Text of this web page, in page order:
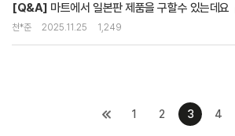
[Q&A] 마트에서 일본판 제품을 구할수 있는데요
천*준 2025.11.25 1,249
1 2 3 4